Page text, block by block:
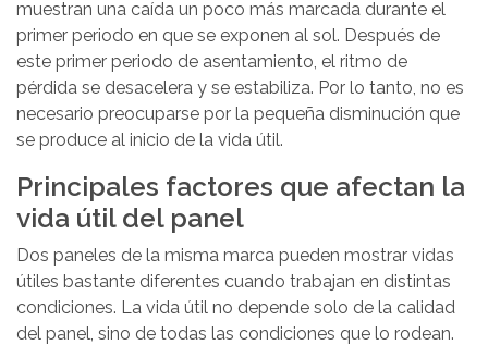
muestran una caída un poco más marcada durante el
primer periodo en que se exponen al sol. Después de
este primer periodo de asentamiento, el ritmo de
pérdida se desacelera y se estabiliza. Por lo tanto, no es
necesario preocuparse por la pequeña disminución que
se produce al inicio de la vida útil.
Principales factores que afectan la
vida útil del panel
Dos paneles de la misma marca pueden mostrar vidas
útiles bastante diferentes cuando trabajan en distintas
condiciones. La vida útil no depende solo de la calidad
del panel, sino de todas las condiciones que lo rodean.